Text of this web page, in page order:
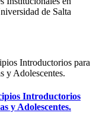
de Salta
Introductorios
y Adolescentes.